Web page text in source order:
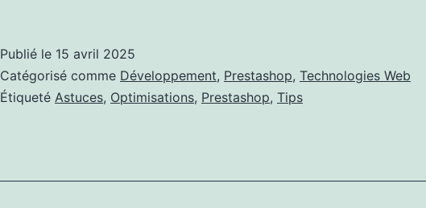
Publié le 15 avril 2025
Catégorisé comme Développement, Prestashop, Technologies Web
Étiqueté Astuces, Optimisations, Prestashop, Tips